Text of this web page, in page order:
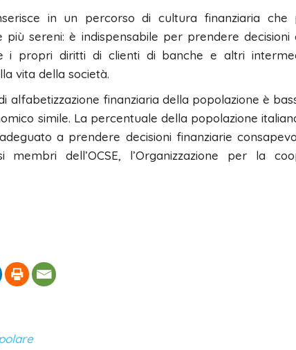
in un percorso di cultura finanziaria
più sereni: è indispensabile per prendere
i propri diritti di clienti di banche e altri
vita della società.
alfabetizzazione finanziaria della popolazione è
simile. La percentuale della popolazione
a prendere decisioni finanziarie
dell’OCSE, l’Organizzazione per la